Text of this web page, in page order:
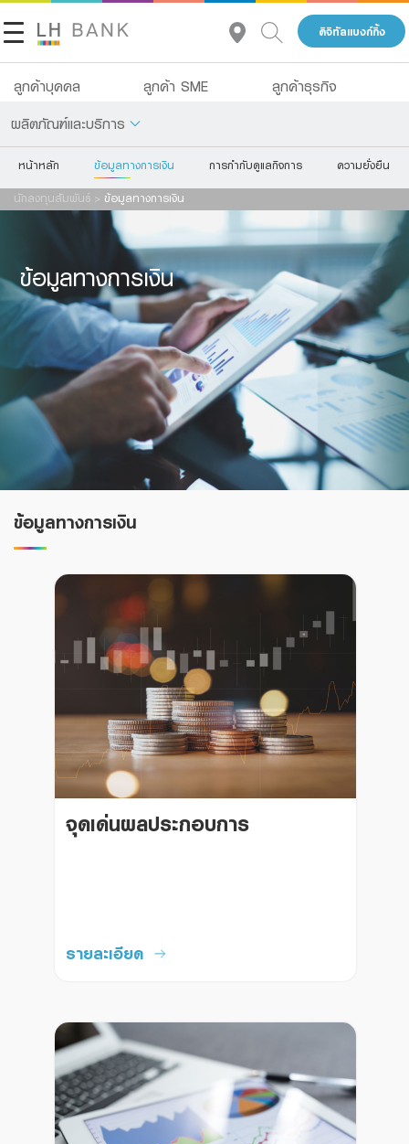
ดิจิทัลแบงก์กิ้ง
ลูกค้าบุคคล ลูกค้า SME ลูกค้าธุรกิจ
ผลิตภัณฑ์และบริการ
เกี่ยวกับเรา
นักลงทุนสัมพันธ์
ติดต่อเรา
กลุ่มธุรกิจทางการเงินแลนด์ แอนด์ เฮ้าส์
โทร 1327 TH EN
เงินฝาก
ประกัน
การลงทุน
บริการ
ดิจิทัลแบงก์กิ้ง
Family Banking
Foreigners
หน้าหลัก ข้อมูลทางการเงิน การกำกับดูแลกิจการ ความยั่งยืน
นักลงทุนสัมพันธ์ > ข้อมูลทางการเงิน
ข้อมูลทางการเงิน
ข้อมูลทางการเงิน
จุดเด่นผลประกอบการ
รายละเอียด